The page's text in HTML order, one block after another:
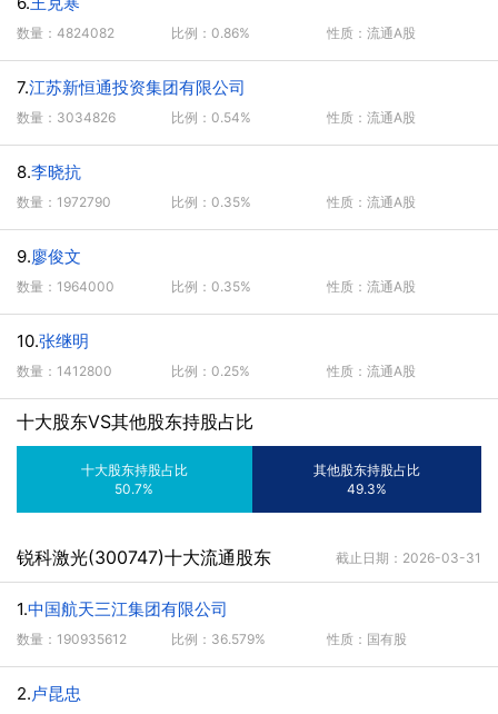
数量：4824082 比例：0.86% 性质：流通A股
7.江苏新恒通投资集团有限公司
数量：3034826 比例：0.54% 性质：流通A股
8.李晓抗
数量：1972790 比例：0.35% 性质：流通A股
9.廖俊文
数量：1964000 比例：0.35% 性质：流通A股
10.张继明
数量：1412800 比例：0.25% 性质：流通A股
十大股东VS其他股东持股占比
十大股东持股占比
50.7%
其他股东持股占比
49.3%
锐科激光(300747)十大流通股东 截止日期：2026-03-31
1.中国航天三江集团有限公司
数量：190935612 比例：36.579% 性质：国有股
2.卢昆忠